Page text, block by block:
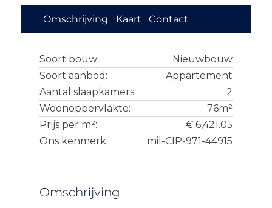
Omschrijving Kaart Contact
Soort bouw:
Nieuwbouw
Soort aanbod:
Appartement
Aantal slaapkamers:
2
Woonoppervlakte:
76m²
Prijs per m²:
€ 6,421.05
Ons kenmerk:
mil-CIP-971-44915
Omschrijving